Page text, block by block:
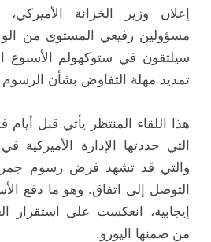
إعلان وزير الخزانة
مسؤولين رفيعي المستوى من
سيلتقون في ستوكهولم الأسبوع
تمديد مهلة التفاوض بشأن الرسوم
هذا اللقاء المنتظر يأتي قبل أيام
التي حددتها الإدارة
والتي قد تشهد فرض رسوم
التوصل إلى اتفاق. وهو ما دفع
إيجابية، انعكست على استقرار
من ضمنها اليورو.